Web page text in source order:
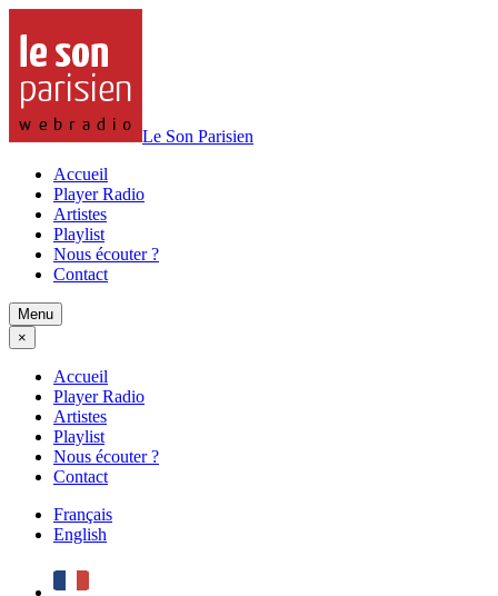
Le Son Parisien
Accueil
Player Radio
Artistes
Playlist
Nous écouter ?
Contact
Menu
×
Accueil
Player Radio
Artistes
Playlist
Nous écouter ?
Contact
Français
English